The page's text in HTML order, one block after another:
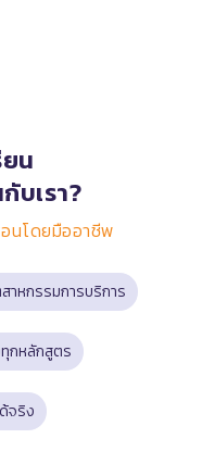
น
บเรา?
นโดยมืออาชีพ
าหกรรมการบริการ
กหลักสูตร
จริง